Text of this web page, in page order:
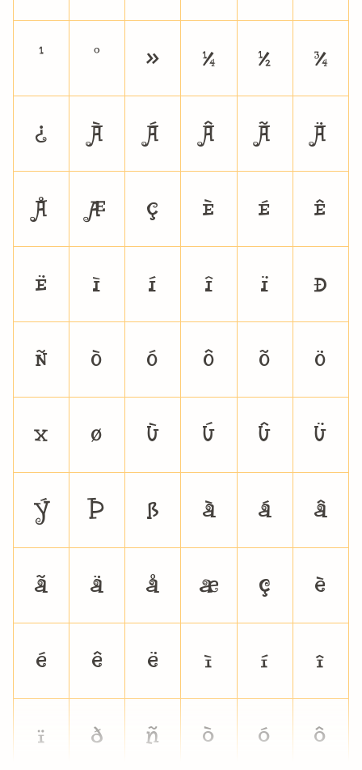
¹ º » ¼ ½ ¾
¿ À Á Â Ã Ä
Å Æ Ç È É Ê
Ë Ì Í Î Ï Ð
Ñ Ò Ó Ô Õ Ö
× Ø Ù Ú Û Ü
Ý Þ ß à á â
ã ä å æ ç è
é ê ë ì í î
ï ð ñ ò ó ô